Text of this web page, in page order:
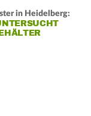
in Heidelberg: